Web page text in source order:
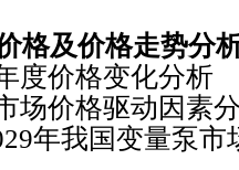
格及价格走势分
价格变化分析
价格驱动因素
年我国变量泵市